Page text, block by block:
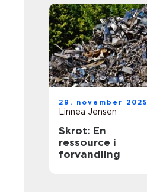
29. november 2025
Linnea Jensen
Skrot: En
ressource i
forvandling